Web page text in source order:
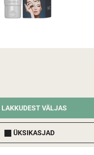
LAKKUDEST VÄLJAS
ÜKSIKASJAD